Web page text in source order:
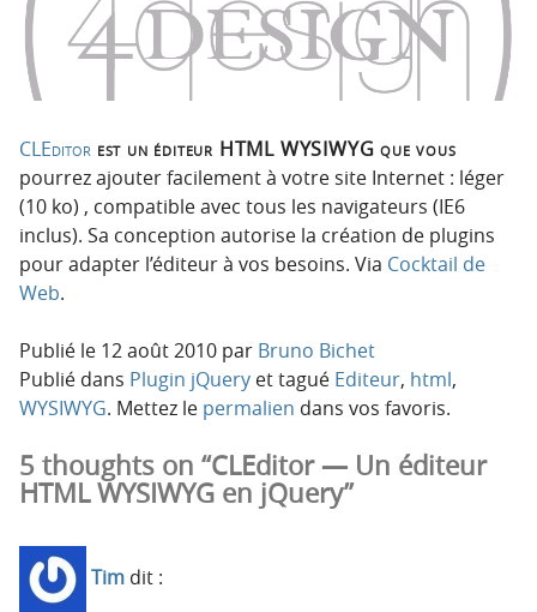
r
c
i
p
a
l
e
e
n
CLEditor est un éditeur HTML WYSIWYG que vous
pourrez ajouter facilement à votre site Internet : léger
(10 ko) , compatible avec tous les navigateurs (IE6
inclus). Sa conception autorise la création de plugins
pour adapter l’éditeur à vos besoins. Via Cocktail de
Web.
Publié le 12 août 2010 par Bruno Bichet
Publié dans Plugin jQuery et tagué Editeur, html,
WYSIWYG. Mettez le permalien dans vos favoris.
5 thoughts on “CLEditor — Un éditeur
HTML WYSIWYG en jQuery”
Tim dit :